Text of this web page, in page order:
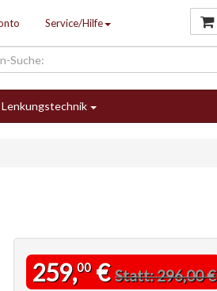
Service/Hilfe
Lenkungstechnik
259,00€Statt: 296,00 €